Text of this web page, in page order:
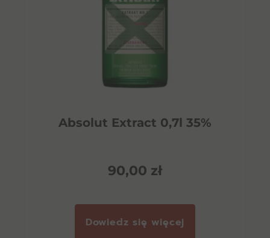
Absolut Extract 0,7l 35%
90,00 zł
Dowiedz się więcej